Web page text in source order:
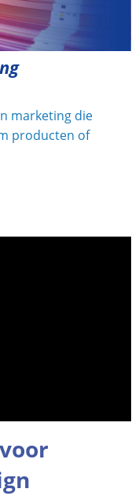
marketing die
producten of